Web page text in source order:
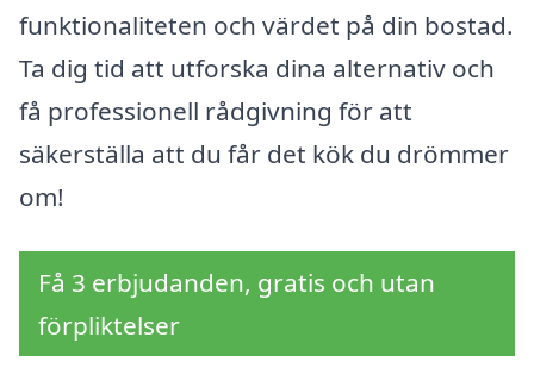
funktionaliteten och värdet på din bostad.
Ta dig tid att utforska dina alternativ och
få professionell rådgivning för att
säkerställa att du får det kök du drömmer
om!
Få 3 erbjudanden, gratis och utan
förpliktelser